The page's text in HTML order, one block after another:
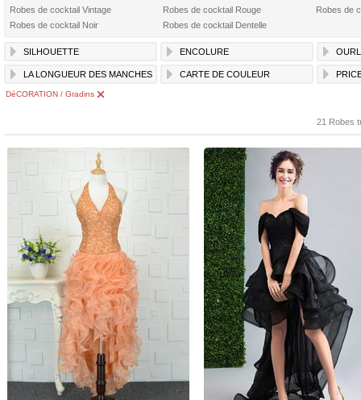
Robes de cocktail Vintage
Robes de cocktail Rouge
Robes de
Robes de cocktail Noir
Robes de cocktail Dentelle
SILHOUETTE ENCOLURE
LA LONGUEUR DES MANCHES CARTE DE COULEUR
DéCORATION / Gradins
21 Robes